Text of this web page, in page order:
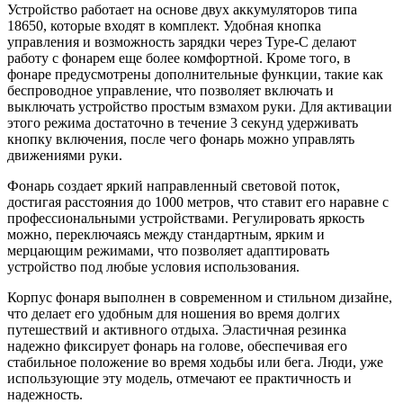
Устройство работает на основе двух аккумуляторов типа
18650, которые входят в комплект. Удобная кнопка
управления и возможность зарядки через Type-C делают
работу с фонарем еще более комфортной. Кроме того, в
фонаре предусмотрены дополнительные функции, такие как
беспроводное управление, что позволяет включать и
выключать устройство простым взмахом руки. Для активации
этого режима достаточно в течение 3 секунд удерживать
кнопку включения, после чего фонарь можно управлять
движениями руки.
Фонарь создает яркий направленный световой поток,
достигая расстояния до 1000 метров, что ставит его наравне с
профессиональными устройствами. Регулировать яркость
можно, переключаясь между стандартным, ярким и
мерцающим режимами, что позволяет адаптировать
устройство под любые условия использования.
Корпус фонаря выполнен в современном и стильном дизайне,
что делает его удобным для ношения во время долгих
путешествий и активного отдыха. Эластичная резинка
надежно фиксирует фонарь на голове, обеспечивая его
стабильное положение во время ходьбы или бега. Люди, уже
использующие эту модель, отмечают ее практичность и
надежность.